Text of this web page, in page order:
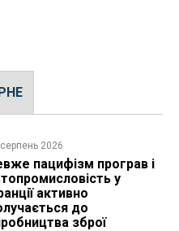
2026
пацифізм програв і
у
активно
до
зброї